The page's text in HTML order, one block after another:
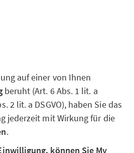
auf einer von Ihnen
beruht (Art. 6 Abs. 1 lit. a
2 lit. a DSGVO), haben Sie das
jederzeit mit Wirkung für die
.
können Sie My